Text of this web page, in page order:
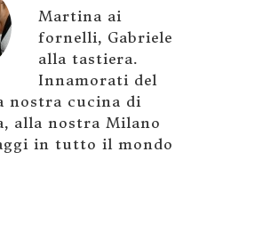
Martina ai
fornelli, Gabriele
alla tastiera.
Innamorati del
nostra cucina di
alla nostra Milano
in tutto il mondo